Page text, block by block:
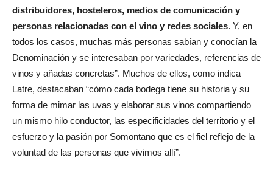
distribuidores, hosteleros, medios de comunicación y
personas relacionadas con el vino y redes sociales. Y, en
todos los casos, muchas más personas sabían y conocían la
Denominación y se interesaban por variedades, referencias de
vinos y añadas concretas”. Muchos de ellos, como indica
Latre, destacaban “cómo cada bodega tiene su historia y su
forma de mimar las uvas y elaborar sus vinos compartiendo
un mismo hilo conductor, las especificidades del territorio y el
esfuerzo y la pasión por Somontano que es el fiel reflejo de la
voluntad de las personas que vivimos allí”.